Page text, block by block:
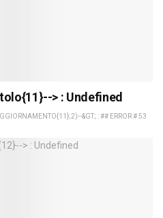
> : Undefined
&GT; : ## ERROR # 53